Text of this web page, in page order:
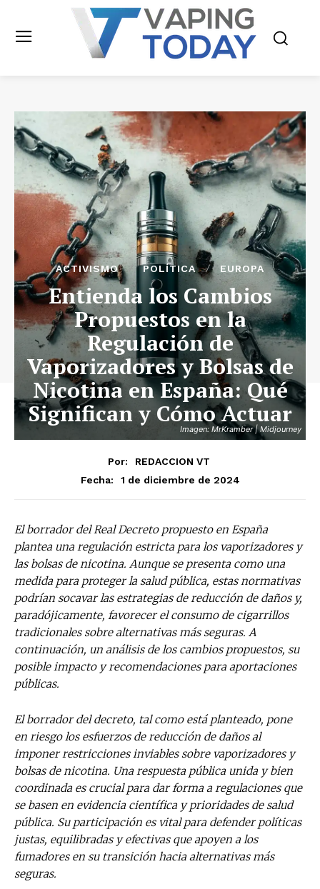
Imagen: MrKramber | Midjourney
ACTIVISMO POLÍTICA EUROPA
Entienda los Cambios
Propuestos en la
Regulación de
Vaporizadores y Bolsas de
Nicotina en España: Qué
Significan y Cómo Actuar
Por:
REDACCION VT
Fecha:
1 de diciembre de 2024
El borrador del Real Decreto propuesto en España
plantea una regulación estricta para los vaporizadores y
las bolsas de nicotina. Aunque se presenta como una
medida para proteger la salud pública, estas normativas
podrían socavar las estrategias de reducción de daños y,
paradójicamente, favorecer el consumo de cigarrillos
tradicionales sobre alternativas más seguras. A
continuación, un análisis de los cambios propuestos, su
posible impacto y recomendaciones para aportaciones
públicas.
El borrador del decreto, tal como está planteado, pone
en riesgo los esfuerzos de reducción de daños al
imponer restricciones inviables sobre vaporizadores y
bolsas de nicotina. Una respuesta pública unida y bien
coordinada es crucial para dar forma a regulaciones que
se basen en evidencia científica y prioridades de salud
pública. Su participación es vital para defender políticas
justas, equilibradas y efectivas que apoyen a los
fumadores en su transición hacia alternativas más
seguras.